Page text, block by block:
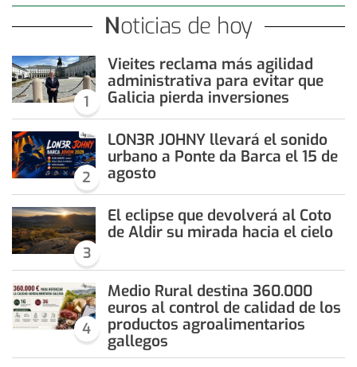
Noticias de hoy
1
Vieites reclama más agilidad
administrativa para evitar que
Galicia pierda inversiones
2
LON3R JOHNY llevará el sonido
urbano a Ponte da Barca el 15 de
agosto
3
El eclipse que devolverá al Coto
de Aldir su mirada hacia el cielo
4
Medio Rural destina 360.000
euros al control de calidad de los
productos agroalimentarios
gallegos